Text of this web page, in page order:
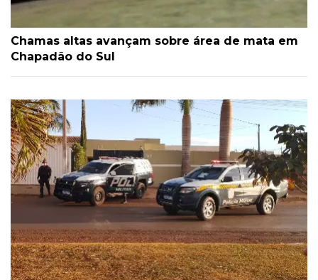
Chamas altas avançam sobre área de mata em
Chapadão do Sul